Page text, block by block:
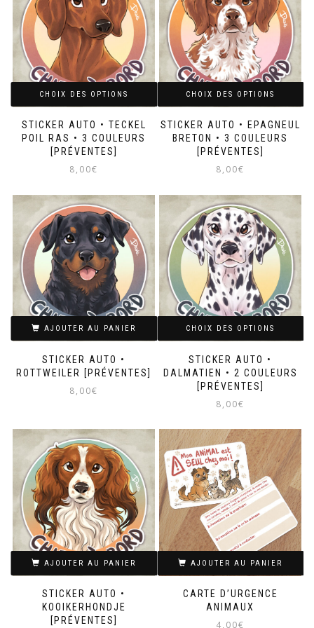
variations.
Les
options
peuvent
être
choisies
du
produit
STICKER AUTO • TECKEL
POIL RAS • 3 COULEURS
[PRÉVENTES]
8,00€
CHOIX DES OPTIONS
Ce
produit
a
plusieurs
variations.
Les
options
peuvent
être
choisies
du
produit
STICKER AUTO • EPAGNEUL
BRETON • 3 COULEURS
[PRÉVENTES]
8,00€
CHOIX DES OPTIONS
Ce
produit
a
plusieurs
variations.
Les
options
peuvent
être
choisies
du
produit
STICKER AUTO •
ROTTWEILER [PRÉVENTES]
8,00€
AJOUTER AU PANIER
STICKER AUTO •
DALMATIEN • 2 COULEURS
[PRÉVENTES]
8,00€
CHOIX DES OPTIONS
Ce
produit
a
plusieurs
variations.
Les
options
peuvent
être
choisies
du
produit
STICKER AUTO •
KOOIKERHONDJE
[PRÉVENTES]
AJOUTER AU PANIER
CARTE D’URGENCE
ANIMAUX
4,00€
AJOUTER AU PANIER